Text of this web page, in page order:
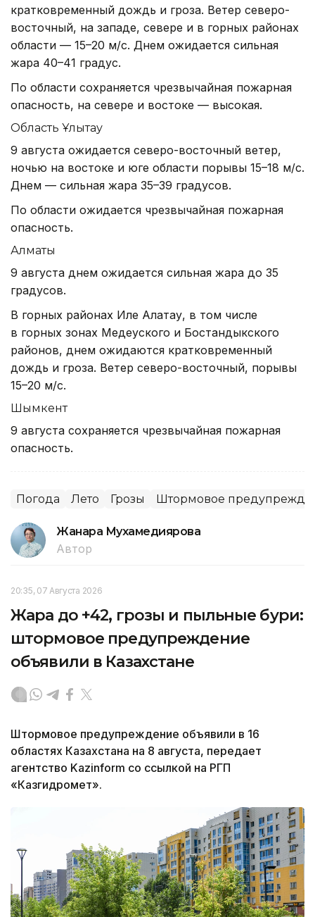
кратковременный дождь и гроза. Ветер северо-
восточный, на западе, севере и в горных районах
области — 15–20 м/с. Днем ожидается сильная
жара 40–41 градус.
По области сохраняется чрезвычайная пожарная
опасность, на севере и востоке — высокая.
Область Ұлытау
9 августа ожидается северо-восточный ветер,
ночью на востоке и юге области порывы 15–18 м/с.
Днем — сильная жара 35–39 градусов.
По области ожидается чрезвычайная пожарная
опасность.
Алматы
9 августа днем ожидается сильная жара до 35
градусов.
В горных районах Иле Алатау, в том числе
в горных зонах Медеуского и Бостандыкского
районов, днем ожидаются кратковременный
дождь и гроза. Ветер северо-восточный, порывы
15–20 м/с.
Шымкент
9 августа сохраняется чрезвычайная пожарная
опасность.
Погода Лето Грозы Штормовое
Жанара Мухамедиярова
Автор
20:35, 07 Августа 2026
Жара до +42, грозы и пыльные бури:
штормовое предупреждение
объявили в Казахстане
Штормовое предупреждение объявили в 16
областях Казахстана на 8 августа, передает
агентство Kazinform со ссылкой на РГП
«Казгидромет».